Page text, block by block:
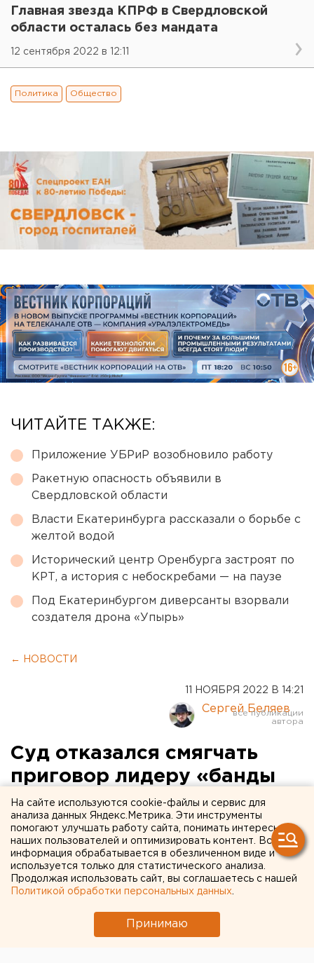
Главная звезда КПРФ в Свердловской
области осталась без мандата
12 сентября 2022 в 12:11
Политика Общество
ЧИТАЙТЕ ТАКЖЕ:
Приложение УБРиР возобновило работу
Ракетную опасность объявили в
Свердловской области
Власти Екатеринбурга рассказали о борьбе с
желтой водой
Исторический центр Оренбурга застроят по
КРТ, а история с небоскребами — на паузе
Под Екатеринбургом диверсанты взорвали
создателя дрона «Упырь»
← НОВОСТИ
11 НОЯБРЯ 2022 В 14:21
Сергей Беляев
Суд отказался смягчать
приговор лидеру «банды
киллеров» в Нижнем
Тагиле
На сайте используются cookie-файлы и сервис для
анализа данных Яндекс.Метрика. Эти инструменты
помогают улучшать работу сайта, понимать интересы
наших пользователей и оптимизировать контент. Вся
информация обрабатывается в обезличенном виде и
используется только для статистического анализа.
Продолжая использовать сайт, вы соглашаетесь с нашей
Политикой обработки персональных данных
Принимаю